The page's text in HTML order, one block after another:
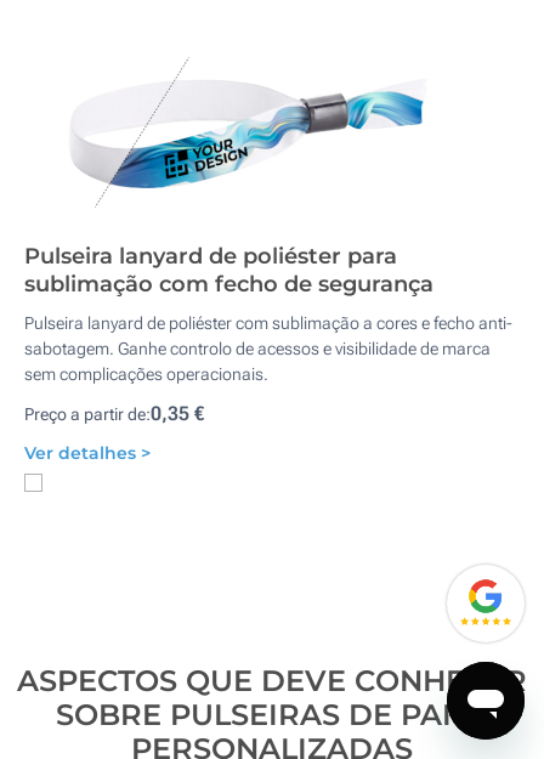
Pulseira lanyard de poliéster para
sublimação com fecho de segurança
Pulseira lanyard de poliéster com sublimação a cores e fecho anti-
sabotagem. Ganhe controlo de acessos e visibilidade de marca
sem complicações operacionais.
Preço a partir de:0,35 €
Ver detalhes >
ASPECTOS QUE DEVE CONHECER
SOBRE PULSEIRAS DE PANO
PERSONALIZADAS